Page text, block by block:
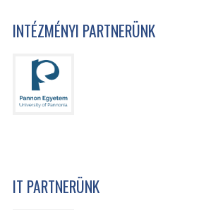
INTÉZMÉNYI PARTNERÜNK
IT PARTNERÜNK